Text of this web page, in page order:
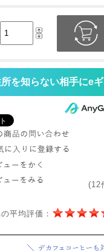
を知らない相手にe
(12
平均評価：